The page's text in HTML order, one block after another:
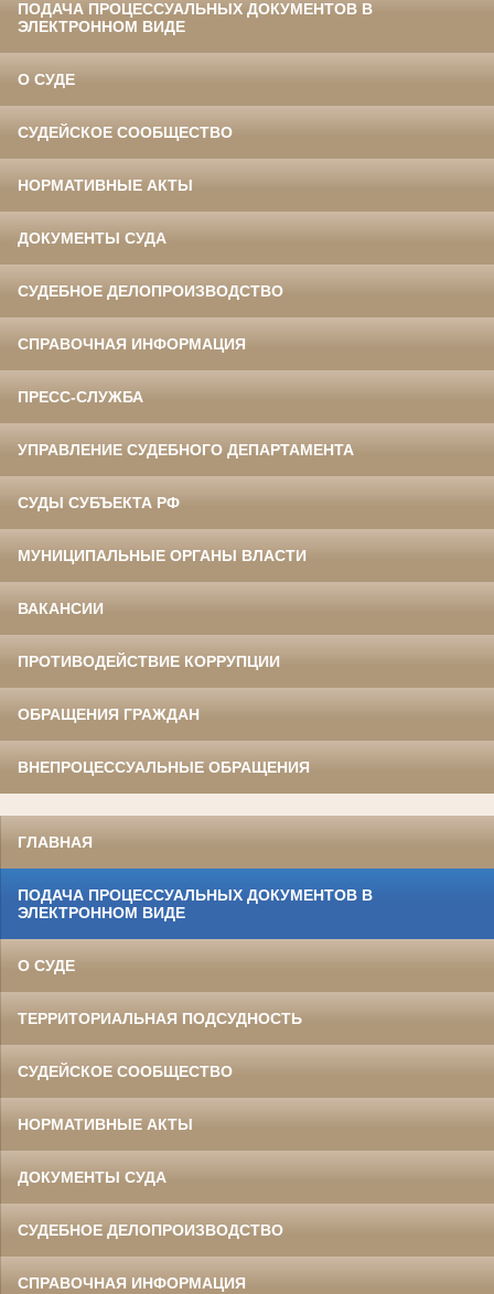
ПОДАЧА ПРОЦЕССУАЛЬНЫХ ДОКУМЕНТОВ В
ЭЛЕКТРОННОМ ВИДЕ
О СУДЕ
СУДЕЙСКОЕ СООБЩЕСТВО
НОРМАТИВНЫЕ АКТЫ
ДОКУМЕНТЫ СУДА
СУДЕБНОЕ ДЕЛОПРОИЗВОДСТВО
СПРАВОЧНАЯ ИНФОРМАЦИЯ
ПРЕСС-СЛУЖБА
УПРАВЛЕНИЕ СУДЕБНОГО ДЕПАРТАМЕНТА
СУДЫ СУБЪЕКТА РФ
МУНИЦИПАЛЬНЫЕ ОРГАНЫ ВЛАСТИ
ВАКАНСИИ
ПРОТИВОДЕЙСТВИЕ КОРРУПЦИИ
ОБРАЩЕНИЯ ГРАЖДАН
ВНЕПРОЦЕССУАЛЬНЫЕ ОБРАЩЕНИЯ
ГЛАВНАЯ
ПОДАЧА ПРОЦЕССУАЛЬНЫХ ДОКУМЕНТОВ В
ЭЛЕКТРОННОМ ВИДЕ
О СУДЕ
ТЕРРИТОРИАЛЬНАЯ ПОДСУДНОСТЬ
СУДЕЙСКОЕ СООБЩЕСТВО
НОРМАТИВНЫЕ АКТЫ
ДОКУМЕНТЫ СУДА
СУДЕБНОЕ ДЕЛОПРОИЗВОДСТВО
СПРАВОЧНАЯ ИНФОРМАЦИЯ